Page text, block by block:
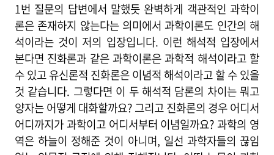
1번 질문의 답변에서 말했듯 완벽하게 객관적인 과학이
론은 존재하지 않는다는 의미에서 과학이론도 인간의 해
석이라는 것이 저의 입장입니다. 이런 해석적 입장에서
본다면 진화론과 같은 과학이론은 과학적 해석이라고 할
수 있고 유신론적 진화론은 이념적 해석이라고 할 수 있을
것 같습니다. 그렇다면 이 두 해석적 담론의 차이는 뭐고
양자는 어떻게 대화할까요? 그리고 진화론의 경우 어디서
어디까지가 과학이고 어디서부터 이념일까요? 과학의 영
역은 하늘이 정해준 것이 아니며, 일선 과학자들의 끊임